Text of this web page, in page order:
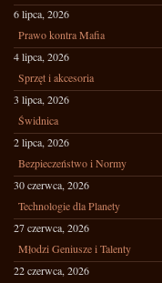
6 lipca, 2026
Prawo kontra Mafia
4 lipca, 2026
Sprzęt i akcesoria
3 lipca, 2026
Świdnica
2 lipca, 2026
Bezpieczeństwo i Normy
30 czerwca, 2026
Technologie dla Planety
27 czerwca, 2026
Młodzi Geniusze i Talenty
22 czerwca, 2026